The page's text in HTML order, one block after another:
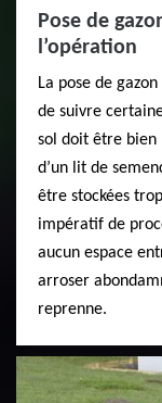
Pose de
l’opération
La pose de
de suivre
sol doit être bien
d’un lit de
être stockées
impératif de
aucun espace
arroser
reprenne.